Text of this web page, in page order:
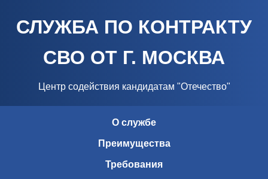
СЛУЖБА ПО КОНТРАКТУ
СВО ОТ Г. МОСКВА
Центр содействия кандидатам "Отечество"
О службе
Преимущества
Требования